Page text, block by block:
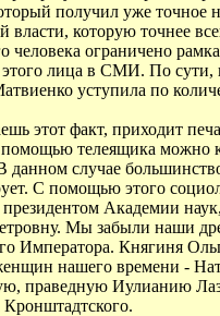
получил уже
власти, которую точнее
человека ограничено
лица в СМИ. По сути,
уступила по
этот факт, приходит
телеящика можно
данном случае
С помощью этого
Академии
Мы забыли наши
Императора. Княгиня
нашего времени -
праведную Иулианию